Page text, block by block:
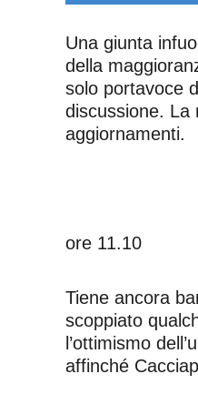
Una giunta
della
solo portavoce
discussione. La
aggiornamenti.
ore 11.10
Tiene ancora
scoppiato
l’ottimismo
affinché